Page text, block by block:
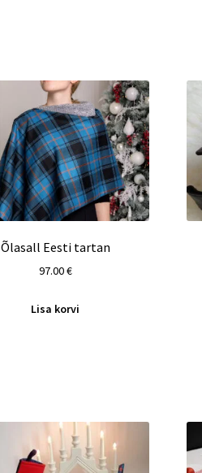
Õlasall Eesti tartan
97.00€
Lisa korvi
Sinu andmeid ei jagata